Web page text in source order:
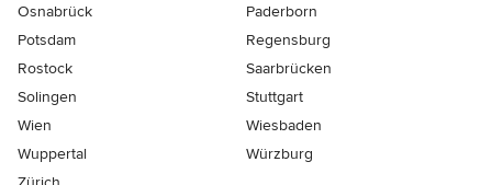
Osnabrück
Paderborn
Potsdam
Regensburg
Rostock
Saarbrücken
Solingen
Stuttgart
Wien
Wiesbaden
Wuppertal
Würzburg